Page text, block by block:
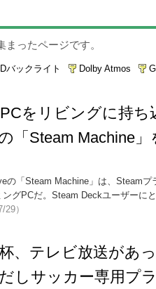
まったページです。
バックライト Dolby Atmos
をリビングに持ち
Steam Machine」
の「Steam Machine」は、Steam
グPCだ。Steam Deckユーザーに
29）
、テレビ放送があ
しサッカー専用プ